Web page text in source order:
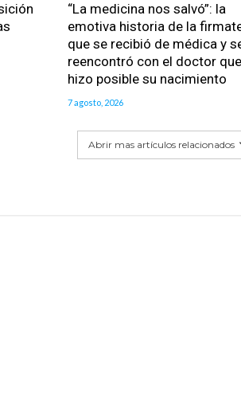
“La medicina nos salvó”: la
emotiva historia de la
que se recibió de médica y
reencontró con el doctor que
hizo posible su nacimiento
7 agosto, 2026
Abrir mas artículos relacionados